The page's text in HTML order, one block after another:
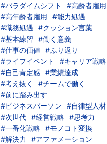
#パラダイムシフト
#高齢者雇用
#高年齢者雇用
#能力処遇
#職務処遇
#クッション言葉
#基本練習
#働く意義
#仕事の価値
#ふり返り
#ライフイベント
#キャリア戦略
#自己肯定感 #業績達成
#考え抜く
#チームで働く
#前に踏み出す
#ビジネスパーソン
#自律型人材
#次世代 #経営戦略 #思考力
#一番化戦略 #モノコト変換
#解決力
#アファメーション